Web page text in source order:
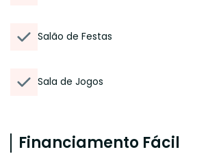
Salão de Festas
Sala de Jogos
Financiamento Fácil